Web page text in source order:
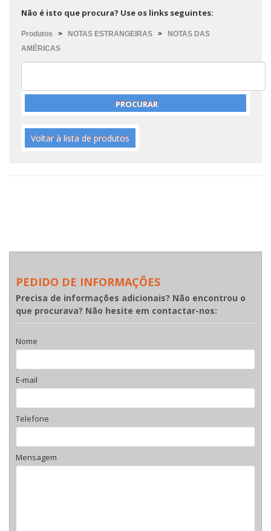
Não é isto que procura? Use os links seguintes:
Produtos > NOTAS ESTRANGEIRAS >
NOTAS DAS
AMÉRICAS
Voltar à lista de produtos
PEDIDO DE INFORMAÇÕES
Precisa de informações adicionais? Não encontrou o
que procurava? Não hesite em contactar-nos:
Nome
E-mail
Telefone
Mensagem